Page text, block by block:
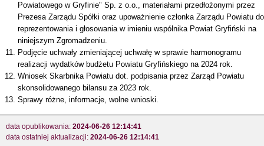
Powiatowego w Gryfinie" Sp. z o.o., materiałami przedłożonymi przez
Prezesa Zarządu Spółki oraz upoważnienie członka Zarządu Powiatu do
reprezentowania i głosowania w imieniu wspólnika Powiat Gryfiński na
niniejszym Zgromadzeniu.
Podjęcie uchwały zmieniającej uchwałę w sprawie harmonogramu
realizacji wydatków budżetu Powiatu Gryfińskiego na 2024 rok.
Wniosek Skarbnika Powiatu dot. podpisania przez Zarząd Powiatu
skonsolidowanego bilansu za 2023 rok.
Sprawy różne, informacje, wolne wnioski.
data opublikowania: 2024-06-26 12:14:41
data ostatniej aktualizacji: 2024-06-26 12:14:41